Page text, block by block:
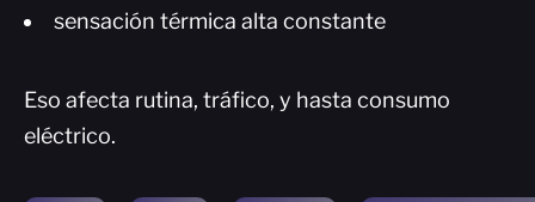
sensación térmica alta constante
Eso afecta rutina, tráfico, y hasta consumo
eléctrico.